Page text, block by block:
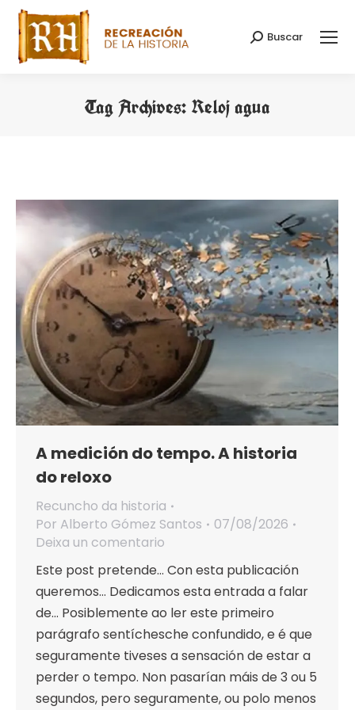
Search:
Buscar
Tag Archives: Reloj agua
A medición do tempo. A historia
do reloxo
Recuncho da historia
Por Alberto Gómez Santos
07/08/2026
Deixa un comentario
Este post pretende… Con esta publicación
queremos… Dedicamos esta entrada a falar
de… Posiblemente ao ler este primeiro
parágrafo sentíchesche confundido, e é que
seguramente tiveses a sensación de estar a
perder o tempo. Non pasarían máis de 3 ou 5
segundos, pero seguramente, ou polo menos